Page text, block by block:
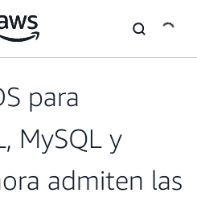
para
MySQL y
admiten las